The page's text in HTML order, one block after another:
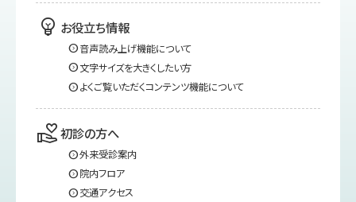
emoji_objects お役立ち情報
expand_circle_right音声読み上げ機能について
expand_circle_right文字サイズを大きくしたい方
expand_circle_rightよくご覧いただくコンテンツ機能について
volunteer_activism初診の方へ
expand_circle_right外来受診案内
expand_circle_right院内フロア
expand_circle_right交通アクセス